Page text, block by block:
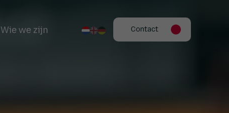
Wie we zijn Contact